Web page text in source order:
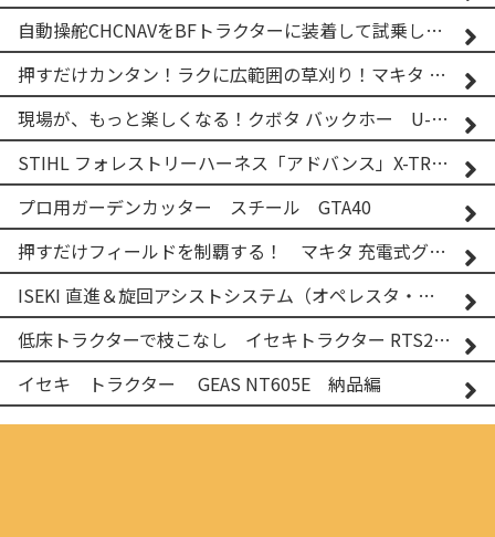
自動操舵CHCNAVをBFトラクターに装着して試乗してみた！！ CHCNAV NX610
押すだけカンタン！ラクに広範囲の草刈り！マキタ バッテリー式草刈り機 MUG001G 2
現場が、もっと楽しくなる！クボタ バックホー U-25-3A
STIHL フォレストリーハーネス「アドバンス」X-TREEm
プロ用ガーデンカッター スチール GTA40
押すだけフィールドを制覇する！ マキタ 充電式グランドトリマー MUG001G
ISEKI 直進＆旋回アシストシステム（オペレスタ・ターン）搭載 イセキ 乗用田植機 PRJ8D-ZJL
低床トラクターで枝こなし イセキトラクター RTS205NS & フレールモア FNC1202F
イセキ トラクター GEAS NT605E 納品編